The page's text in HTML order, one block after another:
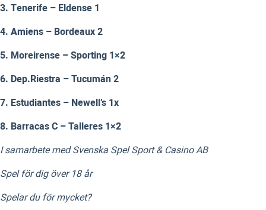
3. Tenerife – Eldense 1
4. Amiens – Bordeaux2
5. Moreirense – Sporting 1×2
6. Dep.Riestra – Tucumán2
7. Estudiantes – Newell’s 1x
8. Barracas C – Talleres 1×2
I samarbete med Svenska Spel Sport & Casino AB
Spel för dig över 18 år
Spelar du för mycket?